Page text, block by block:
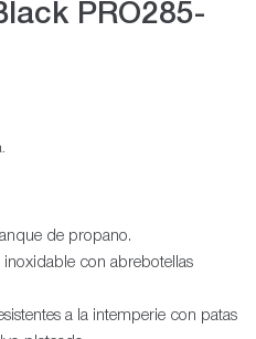
PRO285-
de propano.
con abrebotellas
a la intemperie con patas